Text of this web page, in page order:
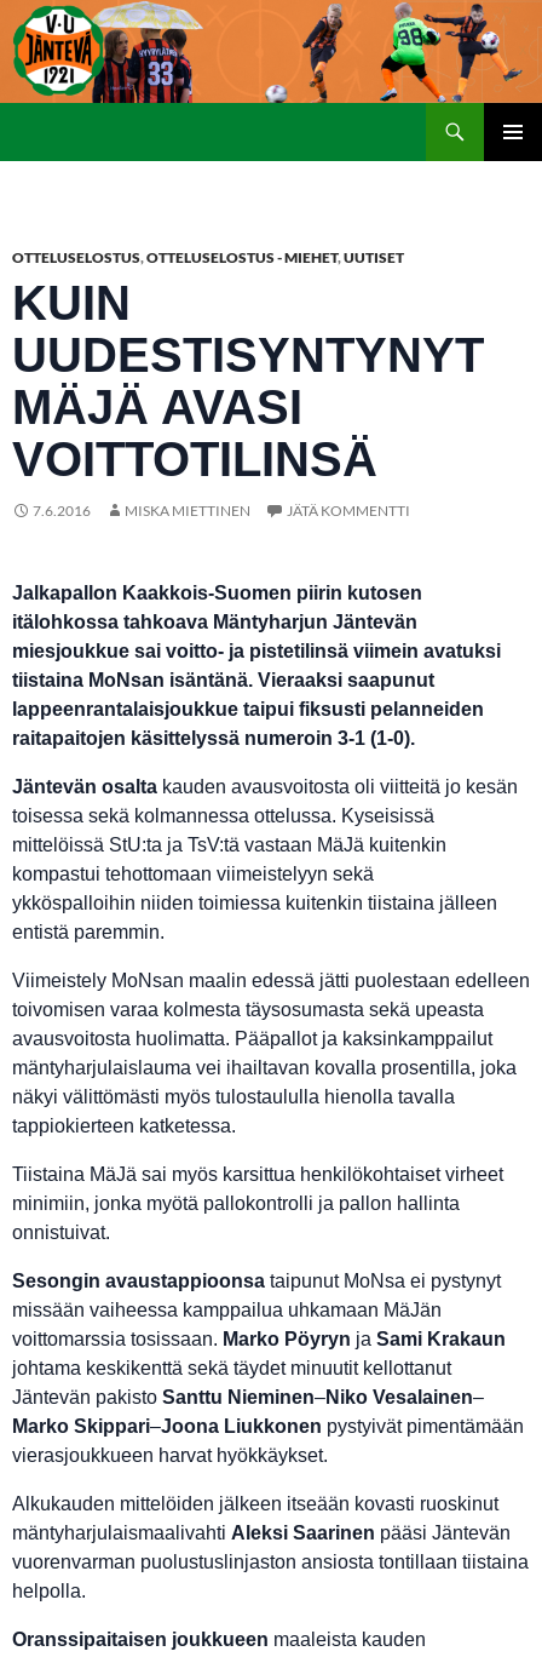
OTTELUSELOSTUS,OTTELUSELOSTUS - MIEHET,UUTISET
KUIN
UUDESTISYNTYNYT
MÄJÄ AVASI
VOITTOTILINSÄ
7.6.2016 MISKA MIETTINEN JÄTÄ KOMMENTTI
Jalkapallon Kaakkois-Suomen piirin kutosen
itälohkossa tahkoava Mäntyharjun Jäntevän
miesjoukkue sai voitto- ja pistetilinsä viimein avatuksi
tiistaina MoNsan isäntänä. Vieraaksi saapunut
lappeenrantalaisjoukkue taipui fiksusti pelanneiden
raitapaitojen käsittelyssä numeroin 3-1 (1-0).
Jäntevän osalta kauden avausvoitosta oli viitteitä jo kesän
toisessa sekä kolmannessa ottelussa. Kyseisissä
mittelöissä StU:ta ja TsV:tä vastaan MäJä kuitenkin
kompastui tehottomaan viimeistelyyn sekä
ykköspalloihin niiden toimiessa kuitenkin tiistaina jälleen
entistä paremmin.
Viimeistely MoNsan maalin edessä jätti puolestaan edelleen
toivomisen varaa kolmesta täysosumasta sekä upeasta
avausvoitosta huolimatta. Pääpallot ja kaksinkamppailut
mäntyharjulaislauma vei ihailtavan kovalla prosentilla, joka
näkyi välittömästi myös tulostaululla hienolla tavalla
tappiokierteen katketessa.
Tiistaina MäJä sai myös karsittua henkilökohtaiset virheet
minimiin, jonka myötä pallokontrolli ja pallon hallinta
onnistuivat.
Sesongin avaustappioonsa taipunut MoNsa ei pystynyt
missään vaiheessa kamppailua uhkamaan MäJän
voittomarssia tosissaan. Marko Pöyryn ja Sami Krakaun
johtama keskikenttä sekä täydet minuutit kellottanut
Jäntevän pakisto Santtu Nieminen–Niko Vesalainen–
Marko Skippari–Joona Liukkonen pystyivät pimentämään
vierasjoukkueen harvat hyökkäykset.
Alkukauden mittelöiden jälkeen itseään kovasti ruoskinut
mäntyharjulaismaalivahti Aleksi Saarinen pääsi Jäntevän
vuorenvarman puolustuslinjaston ansiosta tontillaan tiistaina
helpolla.
Oranssipaitaisen joukkueen maaleista kauden